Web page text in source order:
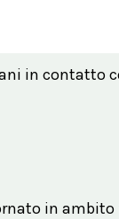
in contatto
in